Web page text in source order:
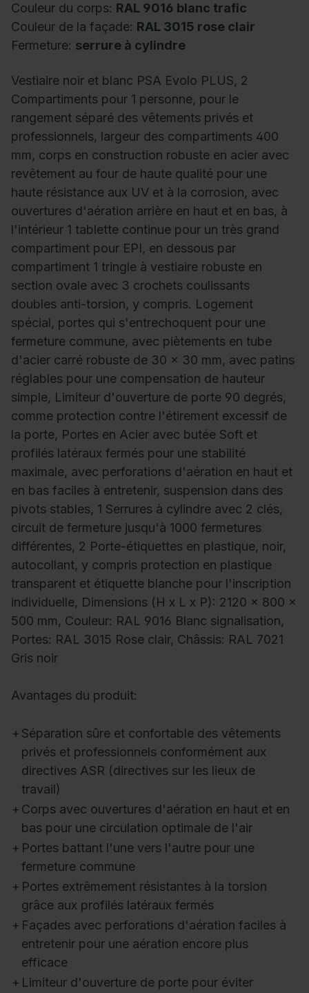
Couleur du corps: RAL 9016 blanc trafic
Couleur de la façade: RAL 3015 rose clair
Fermeture: serrure à cylindre
Vestiaire noir et blanc PSA Evolo PLUS, 2
Compartiments pour 1 personne, pour le
rangement séparé des vêtements privés et
professionnels, largeur des compartiments 400
mm, corps en construction robuste en acier avec
revêtement au four de haute qualité pour une
haute résistance aux UV et à la corrosion, avec
ouvertures d'aération arrière en haut et en bas, à
l'intérieur 1 tablette continue pour un très grand
compartiment pour EPI, en dessous par
compartiment 1 tringle à vestiaire robuste en
section ovale avec 3 crochets coulissants
doubles anti-torsion, y compris. Logement
spécial, portes qui s'entrechoquent pour une
fermeture commune, avec piètements en tube
d'acier carré robuste de 30 x 30 mm, avec patins
réglables pour une compensation de hauteur
simple, Limiteur d'ouverture de porte 90 degrés,
comme protection contre l'étirement excessif de
la porte, Portes en Acier avec butée Soft et
profilés latéraux fermés pour une stabilité
maximale, avec perforations d'aération en haut et
en bas faciles à entretenir, suspension dans des
pivots stables, 1 Serrures à cylindre avec 2 clés,
circuit de fermeture jusqu'à 1000 fermetures
différentes, 2 Porte-étiquettes en plastique, noir,
autocollant, y compris protection en plastique
transparent et étiquette blanche pour l'inscription
individuelle, Dimensions (H x L x P): 2120 x 800 x
500 mm, Couleur: RAL 9016 Blanc signalisation,
Portes: RAL 3015 Rose clair, Châssis: RAL 7021
Gris noir
Avantages du produit:
+ Séparation sûre et confortable des vêtements
privés et professionnels conformément aux
directives ASR (directives sur les lieux de
travail)
+ Corps avec ouvertures d'aération en haut et en
bas pour une circulation optimale de l'air
+ Portes battant l'une vers l'autre pour une
fermeture commune
+ Portes extrêmement résistantes à la torsion
grâce aux profilés latéraux fermés
+ Façades avec perforations d'aération faciles à
entretenir pour une aération encore plus
efficace
+ Limiteur d'ouverture de porte pour éviter